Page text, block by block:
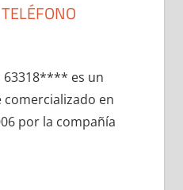
63318**** es un
en
pοr la compañía